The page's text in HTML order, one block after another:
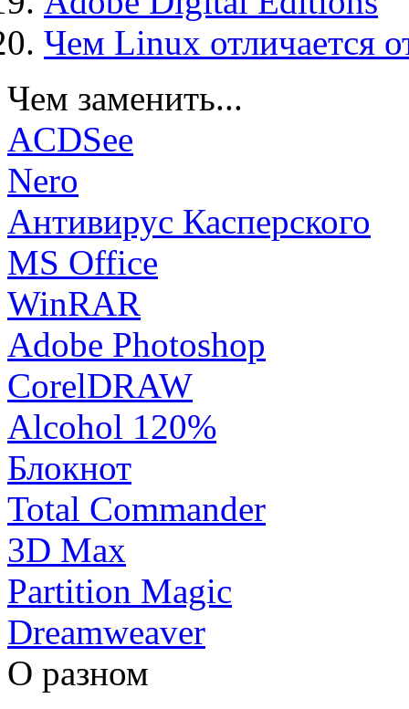
Чем Linux отличается
Чем заменить...
ACDSee
Nero
Антивирус Касперского
MS Office
WinRAR
Adobe Photoshop
CorelDRAW
Alcohol 120%
Блокнот
Total Commander
3D Max
Partition Magic
Dreamweaver
О разном